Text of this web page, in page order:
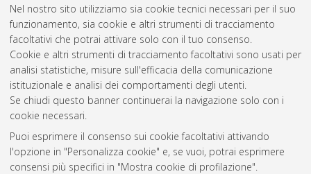
Nel nostro sito utilizziamo sia cookie tecnici necessari per il suo
funzionamento, sia cookie e altri strumenti di tracciamento
facoltativi che potrai attivare solo con il tuo consenso.
Cookie e altri strumenti di tracciamento facoltativi sono usati per
analisi statistiche, misure sull'efficacia della comunicazione
istituzionale e analisi dei comportamenti degli utenti.
Se chiudi questo banner continuerai la navigazione solo con i
cookie necessari.
Puoi esprimere il consenso sui cookie facoltativi attivando
l'opzione in "Personalizza cookie" e, se vuoi, potrai esprimere
consensi più specifici in "Mostra cookie di profilazione".
Abstract
Altri metadati
Gestione del documento:
Atom
Rss 1.0